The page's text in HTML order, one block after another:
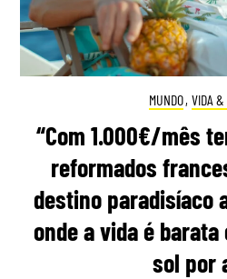
MUNDO, VIDA
“Com 1.000€/mês
reformados
destino paradisíaco
onde a vida é
sol por